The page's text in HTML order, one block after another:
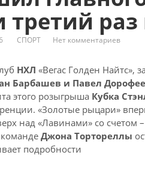
третий раз
СПОРТ Нет комментариев
НХЛ «Вегас Голден Найтс»,
Барбашев и Павел
этого розыгрыша Кубка
«Золотые рыцари»
над «Лавинами» со счетом
Джона Тортореллы
подробности